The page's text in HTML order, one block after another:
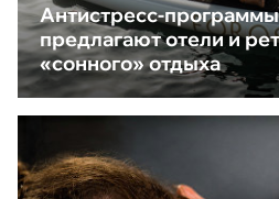
Антистресс-
предлагают отели и
«сонного» отдыха